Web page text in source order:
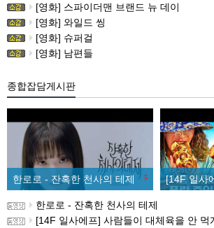
[영화] 스파이더맨 브랜드 뉴 데이
[영화] 와일드 씽
[영화] 슈퍼걸
[영화] 남편들
종합잡담게시판
5
한로로 - 잔혹한 천사의 테제 [14F 일사에프] 사
한로로 - 잔혹한 천사의 테제
[14F 일사에프] 사람들이 대체육을 안 먹